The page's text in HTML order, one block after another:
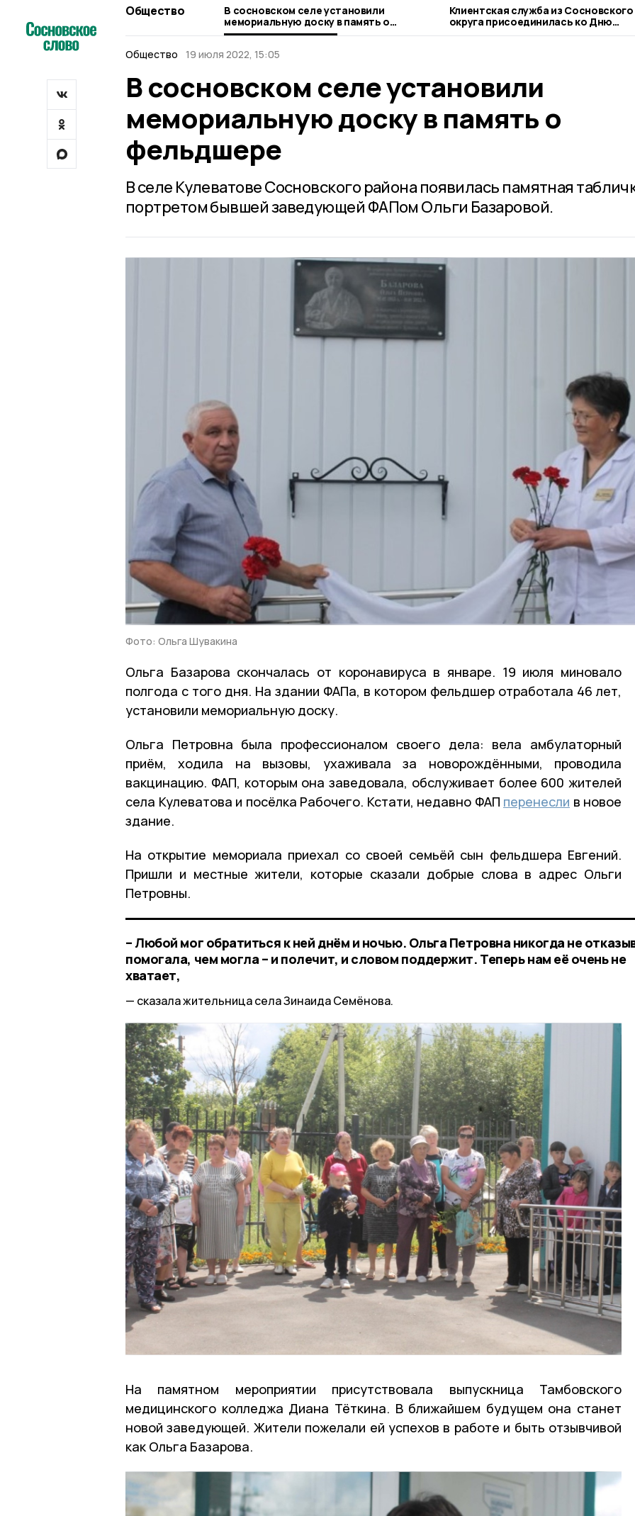
Общество
В сосновском селе установили
мемориальную доску в память о
фельдшере
Клиентская служба из Сосновского
округа присоединилась ко Дню
благотворительного труда
Общество
19 июля 2022, 15:05
В сосновском селе установили
мемориальную доску в память о
фельдшере
В селе Кулеватове Сосновского района появилась памятная
портретом бывшей заведующей ФАПом Ольги Базаровой.
Фото: Ольга Шувакина
Ольга Базарова скончалась от коронавируса в январе. 19 июля миновало
полгода с того дня. На здании ФАПа, в котором фельдшер отработала 46 лет,
установили мемориальную доску.
Ольга Петровна была профессионалом своего дела: вела амбулаторный
приём, ходила на вызовы, ухаживала за новорождёнными, проводила
вакцинацию. ФАП, которым она заведовала, обслуживает более 600 жителей
села Кулеватова и посёлка Рабочего. Кстати, недавно ФАП перенесли в новое
здание.
На открытие мемориала приехал со своей семьёй сын фельдшера Евгений.
Пришли и местные жители, которые сказали добрые слова в адрес Ольги
Петровны.
– Любой мог обратиться к ней днём и ночью. Ольга Петровна никогда не
помогала, чем могла – и полечит, и словом поддержит. Теперь нам её очень не
хватает,
сказала жительница села Зинаида Семёнова.
На памятном мероприятии присутствовала выпускница Тамбовского
медицинского колледжа Диана Тёткина. В ближайшем будущем она станет
новой заведующей. Жители пожелали ей успехов в работе и быть отзывчивой
как Ольга Базарова.